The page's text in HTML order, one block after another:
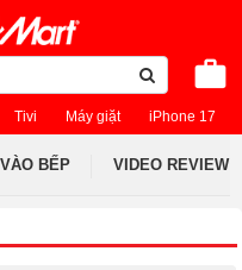
Tivi Máy giặt iPhone 17
VÀO BẾP VIDEO REVIEW